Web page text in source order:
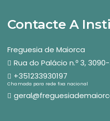
Contacte A
Freguesia de Maiorca
Rua do Palácio n.º 3,
+351233930197
Chamada para rede fixa nacional